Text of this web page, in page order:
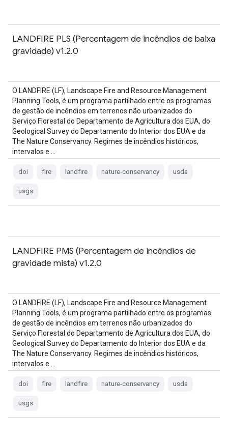
LANDFIRE PLS (Percentagem de incêndios de baixa
gravidade) v1.2.0
O LANDFIRE (LF), Landscape Fire and Resource Management
Planning Tools, é um programa partilhado entre os programas
de gestão de incêndios em terrenos não urbanizados do
Serviço Florestal do Departamento de Agricultura dos EUA, do
Geological Survey do Departamento do Interior dos EUA e da
The Nature Conservancy. Regimes de incêndios históricos,
intervalos e …
doi fire landfire nature-conservancy usda
usgs
LANDFIRE PMS (Percentagem de incêndios de
gravidade mista) v1.2.0
O LANDFIRE (LF), Landscape Fire and Resource Management
Planning Tools, é um programa partilhado entre os programas
de gestão de incêndios em terrenos não urbanizados do
Serviço Florestal do Departamento de Agricultura dos EUA, do
Geological Survey do Departamento do Interior dos EUA e da
The Nature Conservancy. Regimes de incêndios históricos,
intervalos e …
doi fire landfire nature-conservancy usda
usgs